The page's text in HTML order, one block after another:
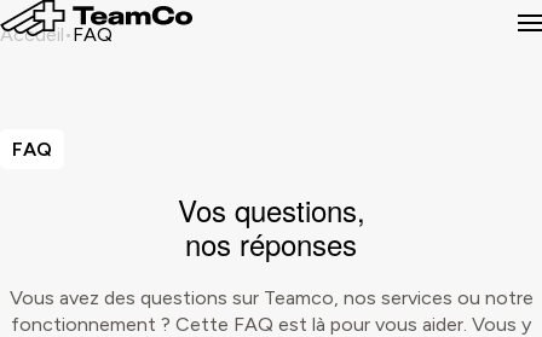
Accueil FAQ
FAQ
Vos questions,
nos réponses
Vous avez des questions sur Teamco, nos services ou notre
fonctionnement ? Cette FAQ est là pour vous aider. Vous y